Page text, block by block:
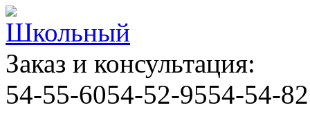
Заказ и консультация:
54-55-6054-52-9554-54-82